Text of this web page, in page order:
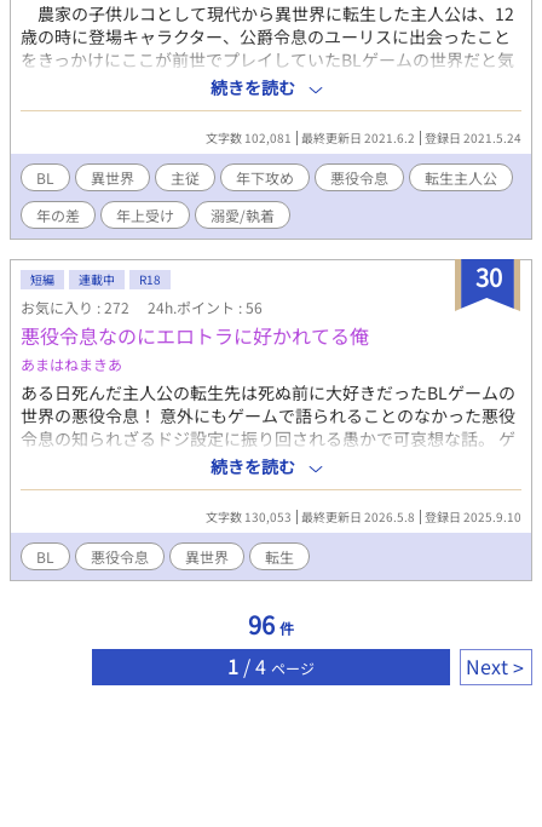
農家の子供ルコとして現代から異世界に転生した主人公は、12
歳の時に登場キャラクター、公爵令息のユーリスに出会ったこと
をきっかけにここが前世でプレイしていたBLゲームの世界だと気
づく。そのままダメ令息のユーリスの元で働くことになったが
色々あって異様に懐かれ……。 異世界ファンタジーが舞台で王道
BLゲーム転生者が主人公のアホエロ要素があるBLです。 CP: 年下
ライバル悪役令息×年上転生者モブ執事 ●各話のエロについての
注意書きは前書きに書きます。地雷のある方はご確認ください。
●元々複数CPのオムニバスという構想なので、世界観同じで他の
話を書くかもです。
続きを読む
文字数 102,081 最終更新日 2021.6.2 登録日 2021.5.24
BL 異世界 主従 年下攻め 悪役令息
転生主人公
年の差
年上受け 溺愛/執着
30
短編 連載中 R18
お気に入り : 272 24h.ポイント : 56
悪役令息なのにエロトラに好かれてる俺
あまはねまきあ
ある日死んだ主人公の転生先は死ぬ前に大好きだったBLゲームの
世界の悪役令息！ 意外にもゲームで語られることのなかった悪役
令息の知られざるドジ設定に振り回される愚かで可哀想な話。 ゲ
ーム内でも美形と謳われる悪役令息のせいで何をしても攻略対象
者(以外も)好感度が上がってしまい振り回され続ける悪役令息。
果たして彼は無事に追放されて可愛い女の子を捕まえて穏やかな
老後を迎えることができるのか──────！ 毎週金曜日に1話
ずつ更新(の予定) 主人公総受けもの 王子×悪役令息 本編において
他でカップリングが成立(合体)することは無いです。
続きを読む
文字数 130,053 最終更新日 2026.5.8 登録日 2025.9.10
BL 悪役令息 異世界 転生
96 件
1 / 4 ページ Next